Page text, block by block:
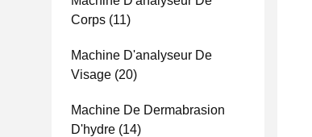
Corps (11)
Machine D'analyseur De
Visage (20)
Machine De Dermabrasion
D'hydre (14)